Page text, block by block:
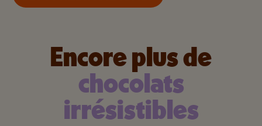
Encore plus de
chocolats
irrésistibles